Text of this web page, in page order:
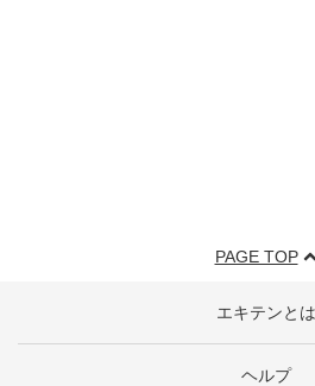
PAGE TOP
エキテンとは
ヘルプ